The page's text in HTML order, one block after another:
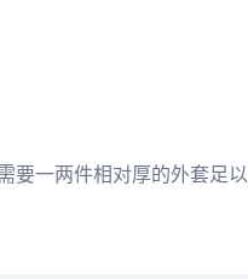
要一两件相对厚的外套足